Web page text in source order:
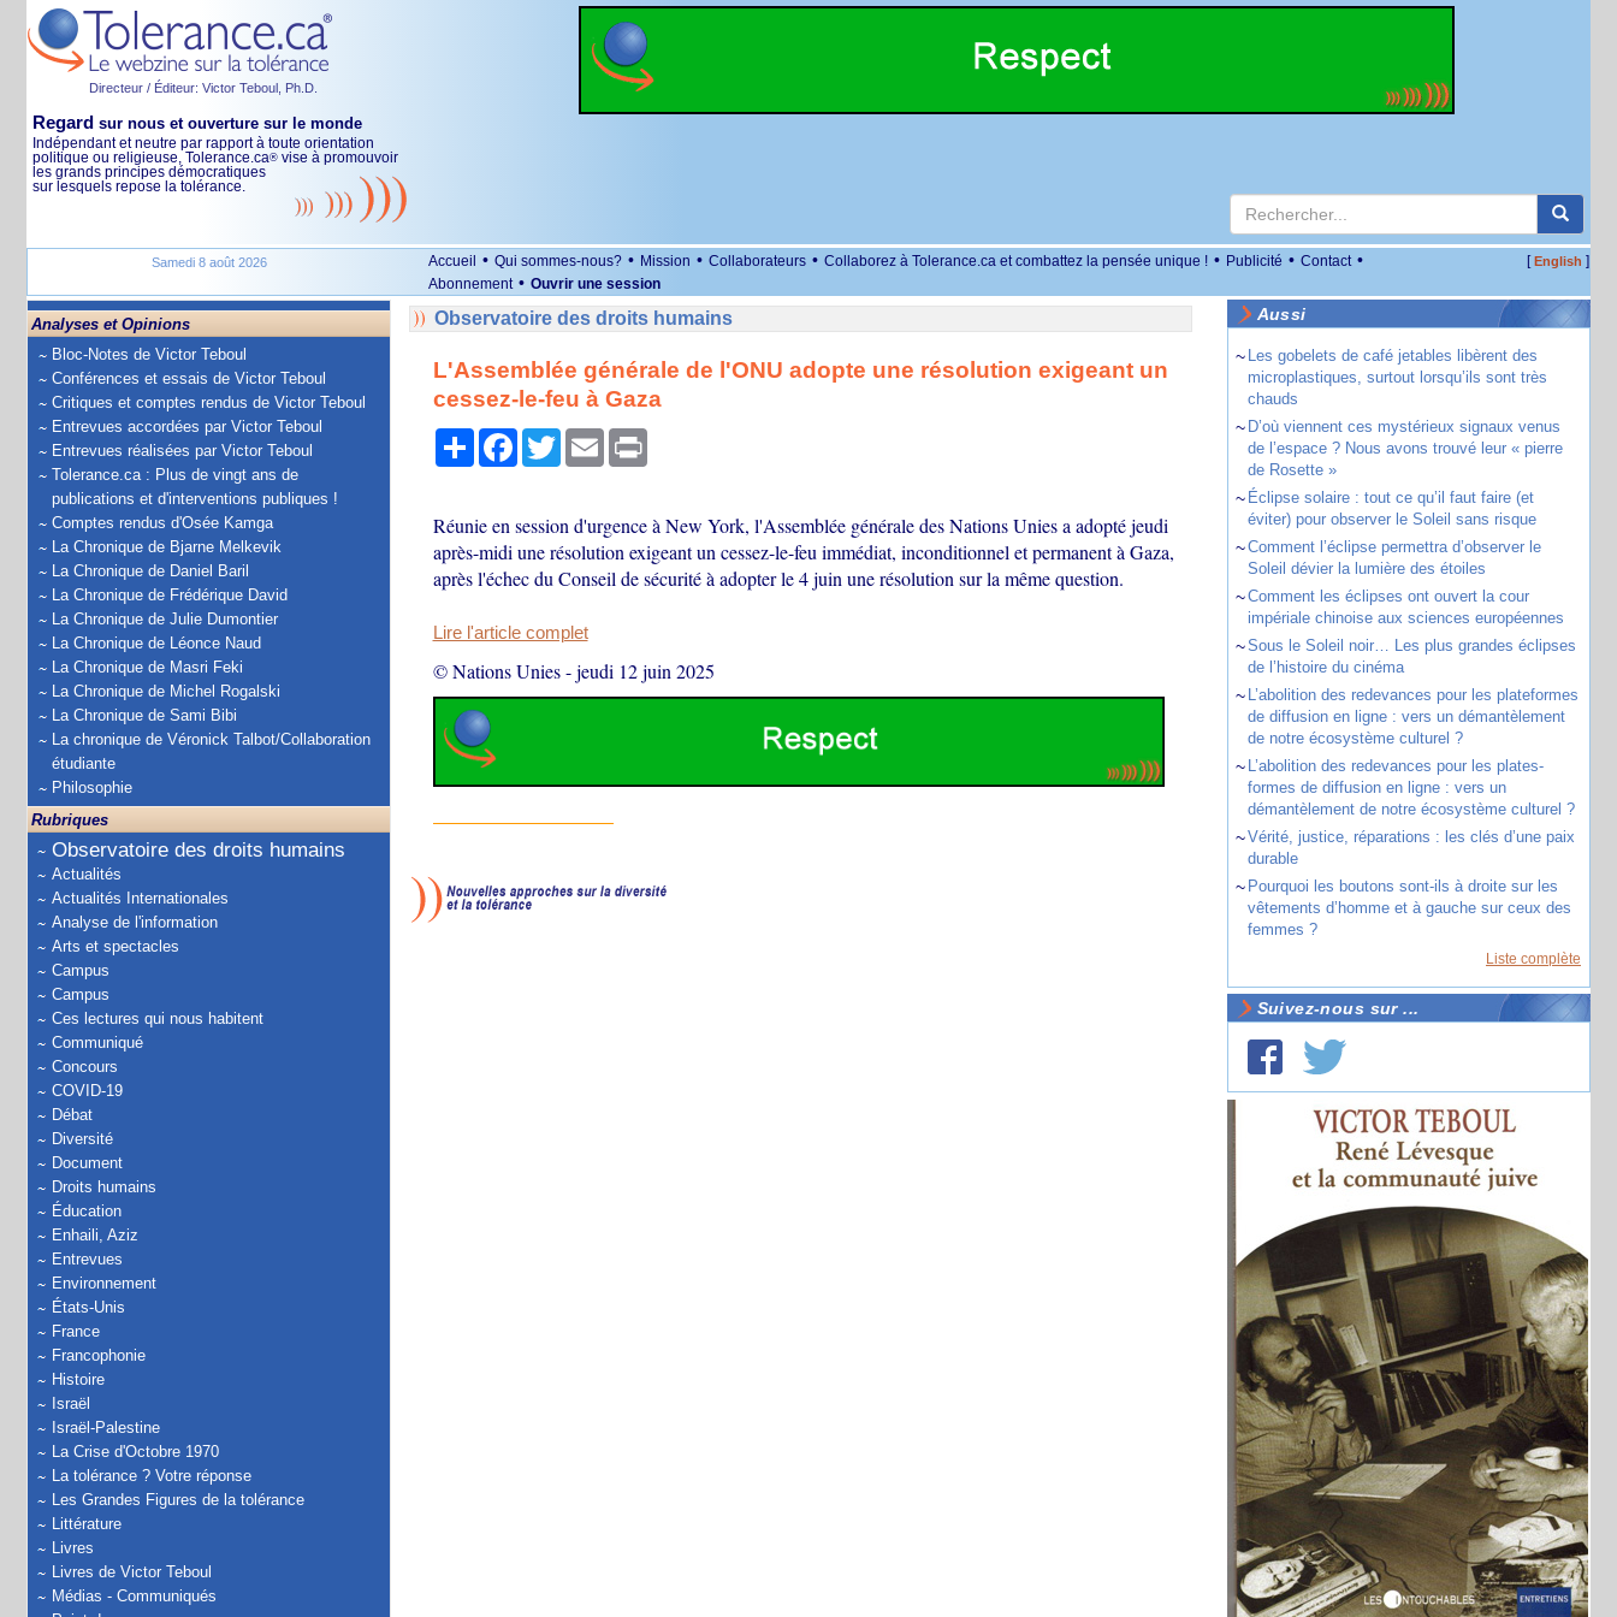
Directeur / Éditeur: Victor Teboul, Ph.D.
Regard sur nous et ouverture sur le monde
Indépendant et neutre par rapport à toute orientation
politique ou religieuse, Tolerance.ca® vise à promouvoir
les grands principes démocratiques
sur lesquels repose la tolérance.
Samedi 8 août 2026 Accueil • Qui sommes-nous? • Mission • Collaborateurs • Collaborez à Tolerance.ca et combattez la pensée unique ! • Publicité • Contact •
Abonnement • Ouvrir une session
[English ]
Analyses et Opinions
Bloc-Notes de Victor Teboul
Conférences et essais de Victor Teboul
Critiques et comptes rendus de Victor Teboul
Entrevues accordées par Victor Teboul
Entrevues réalisées par Victor Teboul
Tolerance.ca : Plus de vingt ans de
publications et d'interventions publiques !
Comptes rendus d'Osée Kamga
La Chronique de Bjarne Melkevik
La Chronique de Daniel Baril
La Chronique de Frédérique David
La Chronique de Julie Dumontier
La Chronique de Léonce Naud
La Chronique de Masri Feki
La Chronique de Michel Rogalski
La Chronique de Sami Bibi
La chronique de Véronick Talbot/Collaboration
étudiante
Philosophie
Rubriques
Observatoire des droits humains
Actualités
Actualités Internationales
Analyse de l'information
Arts et spectacles
Campus
Campus
Ces lectures qui nous habitent
Communiqué
Concours
COVID-19
Débat
Diversité
Document
Droits humains
Éducation
Enhaili, Aziz
Entrevues
Environnement
États-Unis
France
Francophonie
Histoire
Israël
Israël-Palestine
La Crise d'Octobre 1970
La tolérance ? Votre réponse
Les Grandes Figures de la tolérance
Littérature
Livres
Livres de Victor Teboul
Médias - Communiqués
Observatoire des droits humains
L'Assemblée générale de l'ONU adopte une résolution exigeant un
cessez-le-feu à Gaza
PartagerFacebook
TwitterEmail Print
Réunie en session d'urgence à New York, l'Assemblée générale des Nations Unies a adopté jeudi
après-midi une résolution exigeant un cessez-le-feu immédiat, inconditionnel et permanent à Gaza,
après l'échec du Conseil de sécurité à adopter le 4 juin une résolution sur la même question.
Lire l'article complet
© Nations Unies-jeudi 12 juin 2025
Aussi
~ Les gobelets de café jetables libèrent des
microplastiques, surtout lorsqu’ils sont très
chauds
~ D’où viennent ces mystérieux signaux venus
de l’espace ? Nous avons trouvé leur « pierre
de Rosette »
~ Éclipse solaire : tout ce qu’il faut faire (et
éviter) pour observer le Soleil sans risque
~Comment l’éclipse permettra d’observer le
Soleil dévier la lumière des étoiles
~Comment les éclipses ont ouvert la cour
impériale chinoise aux sciences européennes
~Sous le Soleil noir… Les plus grandes éclipses
de l’histoire du cinéma
~ L’abolition des redevances pour les plateformes
de diffusion en ligne : vers un démantèlement
de notre écosystème culturel ?
~ L’abolition des redevances pour les plates-
formes de diffusion en ligne : vers un
démantèlement de notre écosystème culturel ?
~Vérité, justice, réparations : les clés d’une paix
durable
~ Pourquoi les boutons sont-ils à droite sur les
vêtements d’homme et à gauche sur ceux des
femmes ?
Liste complète
Suivez-nous sur ...